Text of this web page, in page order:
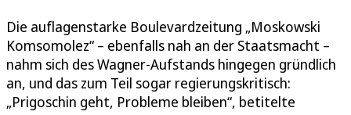
Die auflagenstarke Boulevardzeitung „Moskowski
Komsomolez“ – ebenfalls nah an der Staatsmacht –
nahm sich des Wagner-Aufstands hingegen gründlich
an, und das zum Teil sogar regierungskritisch:
„Prigoschin geht, Probleme bleiben“, betitelte